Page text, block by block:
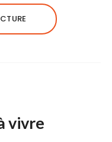
vivre